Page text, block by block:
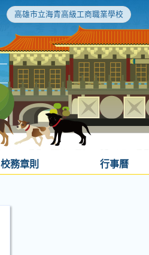
高雄市立海青高級工商職業學校
校務章則 行事曆